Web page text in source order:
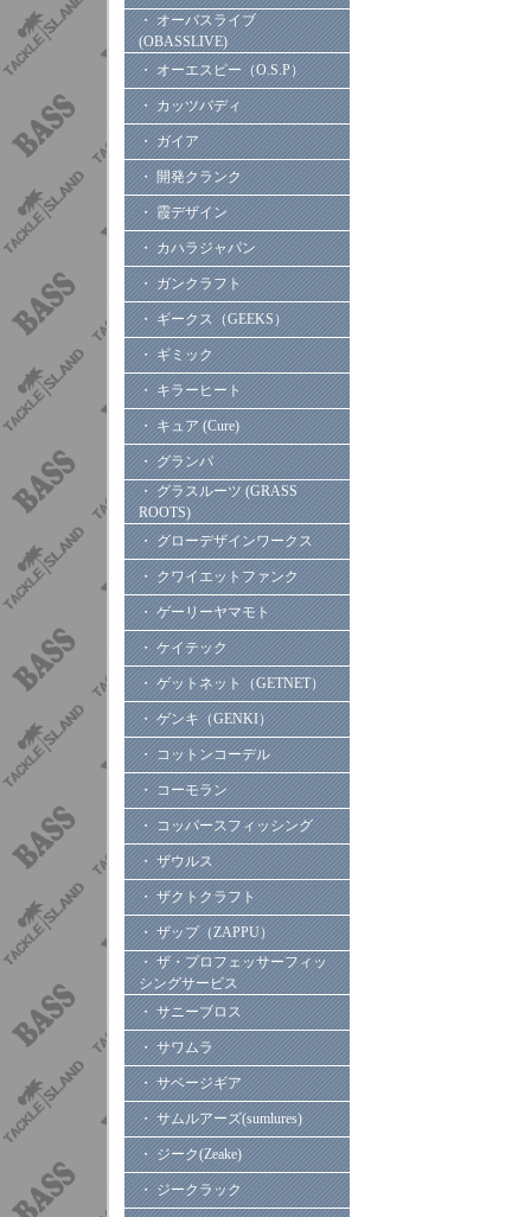
・ オーバスライブ
(OBASSLIVE)
・ オーエスピー（O.S.P）
・ カッツバディ
・ ガイア
・ 開発クランク
・ 霞デザイン
・ カハラジャパン
・ ガンクラフト
・ ギークス（GEEKS）
・ ギミック
・ キラーヒート
・ キュア (Cure)
・ グランパ
・ グラスルーツ (GRASS
ROOTS)
・ グローデザインワークス
・ クワイエットファンク
・ ゲーリーヤマモト
・ ケイテック
・ ゲットネット（GETNET）
・ ゲンキ（GENKI）
・ コットンコーデル
・ コーモラン
・ コッパースフィッシング
・ ザウルス
・ ザクトクラフト
・ ザップ（ZAPPU）
・ ザ・プロフェッサーフィッ
シングサービス
・ サニーブロス
・ サワムラ
・ サベージギア
・ サムルアーズ(sumlures)
・ ジーク(Zeake)
・ ジークラック